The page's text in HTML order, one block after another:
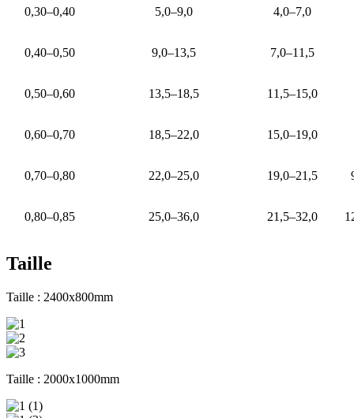
0,30–0,40 5,0–9,0 4,0–7,0
0,40–0,50 9,0–13,5 7,0–11,5
0,50–0,60 13,5–18,5 11,5–15,0
0,60–0,70 18,5–22,0 15,0–19,0
0,70–0,80 22,0–25,0 19,0–21,5
0,80–0,85 25,0–36,0 21,5–32,0
Taille
Taille : 2400x800mm
Taille : 2000x1000mm